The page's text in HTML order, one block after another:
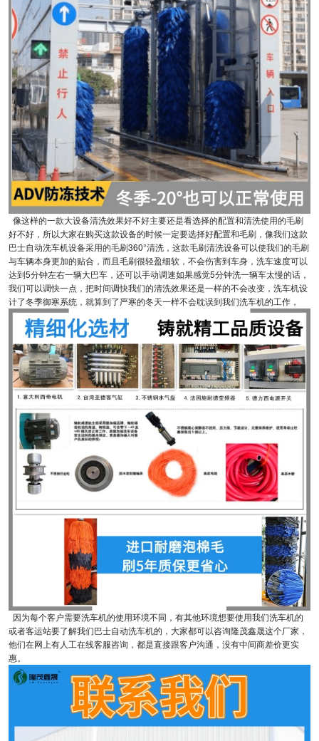
像这样的一款大设备清洗效果好不好主要还是看选择的配置和清洗使用的毛刷
好不好，所以大家在购买这款设备的时候一定要选择好配置和毛刷，像我们这款
巴士自动洗车机设备采用的毛刷360°清洗，这款毛刷清洗设备可以使我们的毛刷
与车辆本身更加的贴合，而且毛刷很轻盈细软，不会伤害到车身，洗车速度可以
达到5分钟左右一辆大巴车，还可以手动调速如果感觉5分钟洗一辆车太慢的话，
我们可以调快一点，把时间调快我们的清洗效果还是一样的不会改变，洗车机设
计了冬季御寒系统，就算到了严寒的冬天一样不会耽误到我们洗车机的工作，
因为每个客户需要洗车机的使用环境不同，有其他环境想要使用我们洗车机的
或者客运站要了解我们巴士自动洗车机的，大家都可以咨询隆茂鑫晟这个厂家，
他们在网上有人工在线客服咨询，都是直接跟客户沟通，没有中间商差价更实
惠。